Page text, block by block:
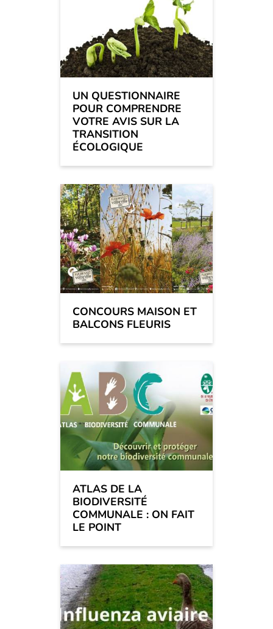
UN QUESTIONNAIRE
POUR COMPRENDRE
VOTRE AVIS SUR LA
TRANSITION
ÉCOLOGIQUE
CONCOURS MAISON ET
BALCONS FLEURIS
ATLAS DE LA
BIODIVERSITÉ
COMMUNALE : ON FAIT
LE POINT